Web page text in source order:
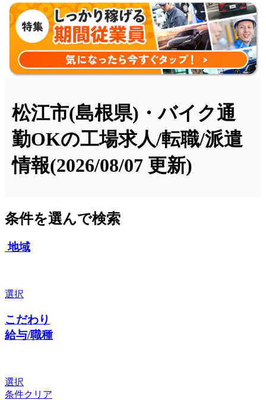
松江市(島根県)・バイク通
勤OKの工場求人/転職/派遣
情報(2026/08/07 更新)
条件を選んで検索
地域
選択
こだわり
給与/職種
選択
条件クリア